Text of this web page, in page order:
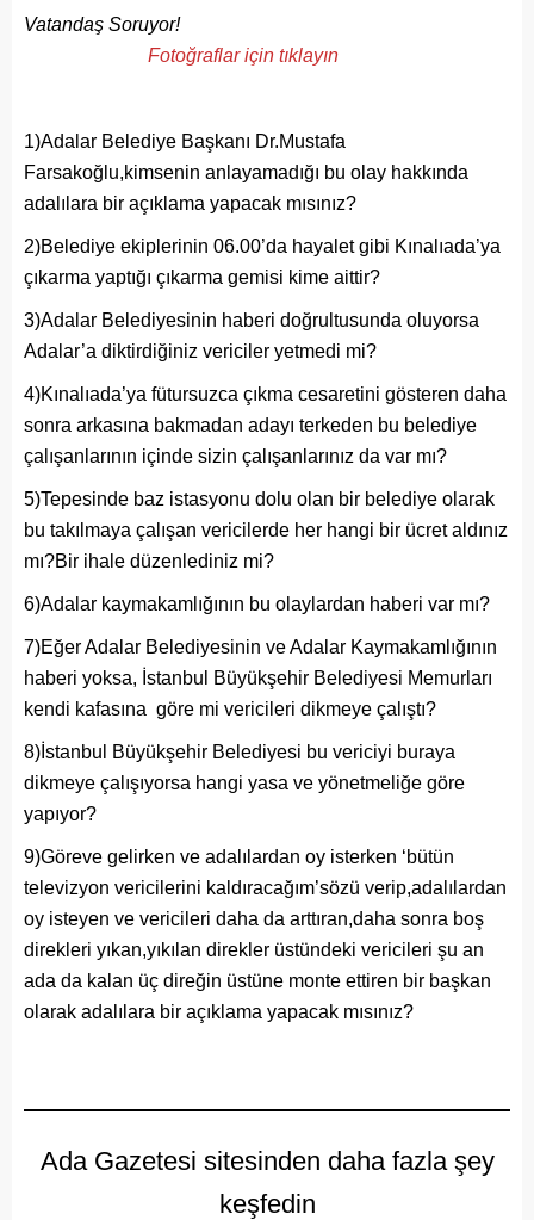
Vatandaş Soruyor!
Fotoğraflar için tıklayın
1)Adalar Belediye Başkanı Dr.Mustafa
Farsakoğlu,kimsenin anlayamadığı bu olay hakkında
adalılara bir açıklama yapacak mısınız?
2)Belediye ekiplerinin 06.00’da hayalet gibi Kınalıada’ya
çıkarma yaptığı çıkarma gemisi kime aittir?
3)Adalar Belediyesinin haberi doğrultusunda oluyorsa
Adalar’a diktirdiğiniz vericiler yetmedi mi?
4)Kınalıada’ya fütursuzca çıkma cesaretini gösteren daha
sonra arkasına bakmadan adayı terkeden bu belediye
çalışanlarının içinde sizin çalışanlarınız da var mı?
5)Tepesinde baz istasyonu dolu olan bir belediye olarak
bu takılmaya çalışan vericilerde her hangi bir ücret aldınız
mı?Bir ihale düzenlediniz mi?
6)Adalar kaymakamlığının bu olaylardan haberi var mı?
7)Eğer Adalar Belediyesinin ve Adalar Kaymakamlığının
haberi yoksa, İstanbul Büyükşehir Belediyesi Memurları
kendi kafasına göre mi vericileri dikmeye çalıştı?
8)İstanbul Büyükşehir Belediyesi bu vericiyi buraya
dikmeye çalışıyorsa hangi yasa ve yönetmeliğe göre
yapıyor?
9)Göreve gelirken ve adalılardan oy isterken ‘bütün
televizyon vericilerini kaldıracağım’sözü verip,adalılardan
oy isteyen ve vericileri daha da arttıran,daha sonra boş
direkleri yıkan,yıkılan direkler üstündeki vericileri şu an
ada da kalan üç direğin üstüne monte ettiren bir başkan
olarak adalılara bir açıklama yapacak mısınız?
Ada Gazetesi sitesinden daha fazla şey
keşfedin